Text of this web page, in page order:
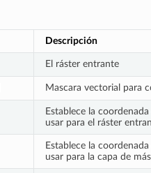
Descripción
El ráster entrante
Mascara vectorial para
Establece la
usar para el ráster
Establece la
usar para la capa de